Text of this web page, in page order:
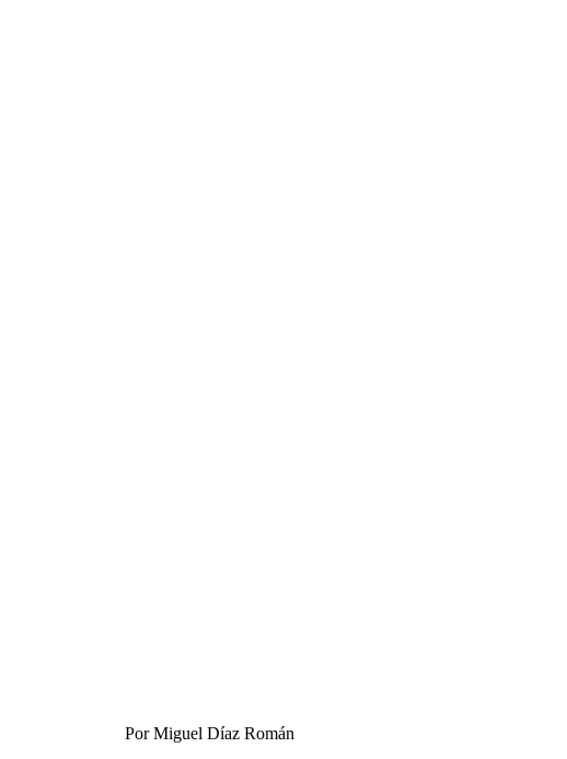
Por Miguel Díaz Román